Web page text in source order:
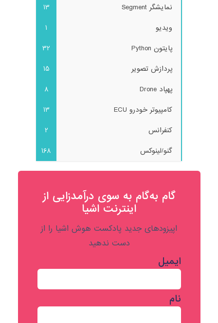
نمایشگر Segment
13
ویدیو
1
پایتون Python
32
پردازش تصویر
15
پهپاد Drone
8
کامپیوتر خودرو ECU
13
کنفرانس
2
گنو/لینوکس
168
گام به‌گام به‌ سوی درآمدزایی از
اینترنت اشیا
اپیزودهای جدید پادکست هوش اشیا را از
دست ندهید
ایمیل
نام